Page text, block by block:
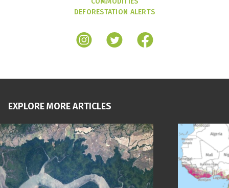
DEFORESTATION ALERTS
EXPLORE MORE ARTICLES